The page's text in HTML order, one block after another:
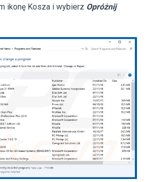
ikonę Kosza i wybierz Opróżnij